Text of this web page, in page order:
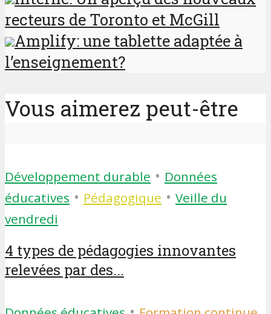
recteurs de Toronto et McGill
Amplify: une tablette adaptée à
l’enseignement?
Vous aimerez peut-être
Développement durable • Données
éducatives • Pédagogique • Veille du
vendredi
4 types de pédagogies innovantes
relevées par des...